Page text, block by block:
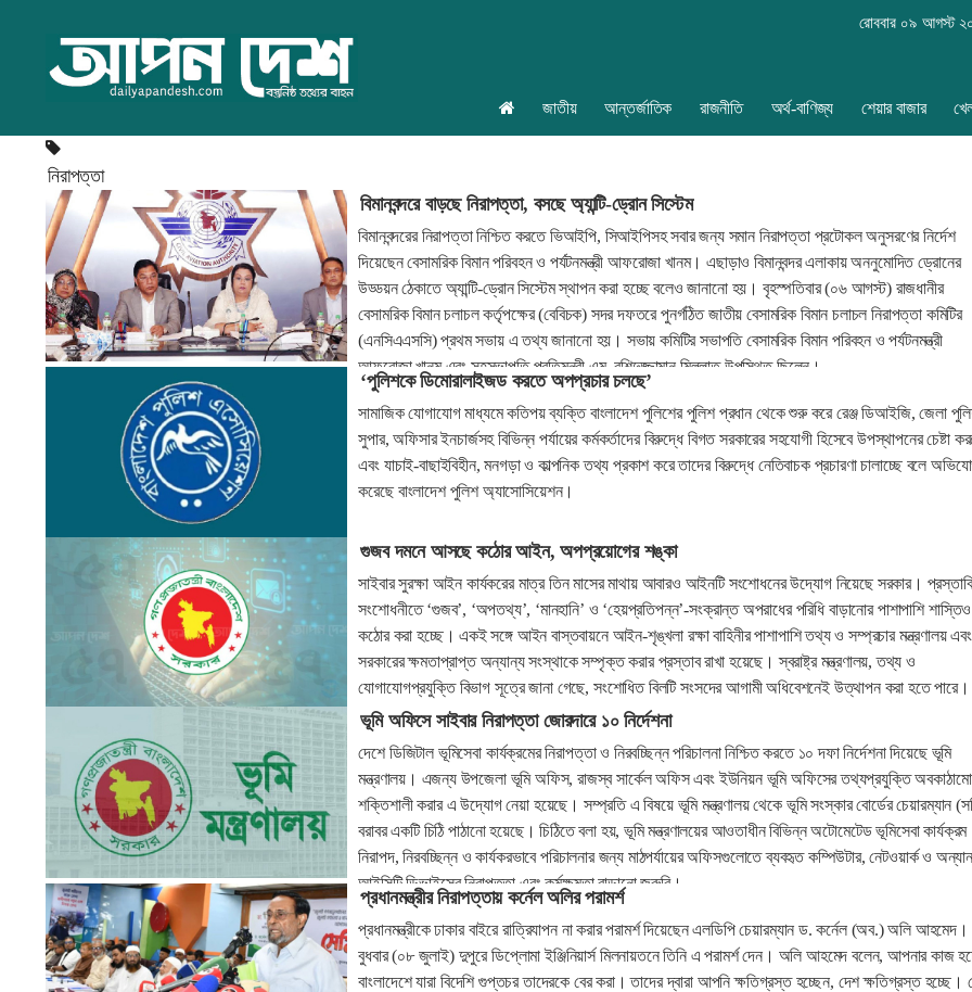
রোববার ০৯ আগস্ট
জাতীয় আন্তর্জাতিক রাজনীতি অর্থ-বাণিজ্য শেয়ার বাজার
নিরাপত্তা
বিমানবন্দরে বাড়ছে নিরাপত্তা, বসছে অ্যান্টি-ড্রোন সিস্টেম
বিমানবন্দরের নিরাপত্তা নিশ্চিত করতে ভিআইপি, সিআইপিসহ সবার জন্য সমান নিরাপত্তা প্রটোকল অনুসরণের নির্দেশ
দিয়েছেন বেসামরিক বিমান পরিবহন ও পর্যটনমন্ত্রী আফরোজা খানম। এছাড়াও বিমানবন্দর এলাকায় অননুমোদিত ড্রোনের
উড্ডয়ন ঠেকাতে অ্যান্টি-ড্রোন সিস্টেম স্থাপন করা হচ্ছে বলেও জানানো হয়। বৃহস্পতিবার (০৬ আগস্ট) রাজধানীর
বেসামরিক বিমান চলাচল কর্তৃপক্ষের (বেবিচক) সদর দফতরে পুনর্গঠিত জাতীয় বেসামরিক বিমান চলাচল নিরাপত্তা কমিটির
(এনসিএএসসি) প্রথম সভায় এ তথ্য জানানো হয়। সভায় কমিটির সভাপতি বেসামরিক বিমান পরিবহন ও পর্যটনমন্ত্রী
আফরোজা খানম এবং সহসভাপতি প্রতিমন্ত্রী এম. রশিদুজ্জামান মিল্লাত উপস্থিত ছিলেন।
‘পুলিশকে ডিমোরালাইজড করতে অপপ্রচার চলছে’
সামাজিক যোগাযোগ মাধ্যমে কতিপয় ব্যক্তি বাংলাদেশ পুলিশের পুলিশ প্রধান থেকে শুরু করে রেঞ্জ ডিআইজি, জেলা
সুপার, অফিসার ইনচার্জসহ বিভিন্ন পর্যায়ের কর্মকর্তাদের বিরুদ্ধে বিগত সরকারের সহযোগী হিসেবে উপস্থাপনের চেষ্টা
এবং যাচাই-বাছাইবিহীন, মনগড়া ও কাল্পনিক তথ্য প্রকাশ করে তাদের বিরুদ্ধে নেতিবাচক প্রচারণা চালাচ্ছে বলে
করেছে বাংলাদেশ পুলিশ অ্যাসোসিয়েশন।
গুজব দমনে আসছে কঠোর আইন, অপপ্রয়োগের শঙ্কা
সাইবার সুরক্ষা আইন কার্যকরের মাত্র তিন মাসের মাথায় আবারও আইনটি সংশোধনের উদ্যোগ নিয়েছে সরকার।
সংশোধনীতে ‘গুজব’, ‘অপতথ্য’, ‘মানহানি’ ও ‘হেয়প্রতিপন্ন’-সংক্রান্ত অপরাধের পরিধি বাড়ানোর পাশাপাশি শাস্তিও
কঠোর করা হচ্ছে। একই সঙ্গে আইন বাস্তবায়নে আইন-শৃঙ্খলা রক্ষা বাহিনীর পাশাপাশি তথ্য ও সম্প্রচার মন্ত্রণালয় এবং
সরকারের ক্ষমতাপ্রাপ্ত অন্যান্য সংস্থাকে সম্পৃক্ত করার প্রস্তাব রাখা হয়েছে। স্বরাষ্ট্র মন্ত্রণালয়, তথ্য ও
যোগাযোগপ্রযুক্তি বিভাগ সূত্রে জানা গেছে, সংশোধিত বিলটি সংসদের আগামী অধিবেশনেই উত্থাপন করা হতে পারে।
ভূমি অফিসে সাইবার নিরাপত্তা জোরদারে ১০ নির্দেশনা
দেশে ডিজিটাল ভূমিসেবা কার্যক্রমের নিরাপত্তা ও নিরবচ্ছিন্ন পরিচালনা নিশ্চিত করতে ১০ দফা নির্দেশনা দিয়েছে ভূমি
মন্ত্রণালয়। এজন্য উপজেলা ভূমি অফিস, রাজস্ব সার্কেল অফিস এবং ইউনিয়ন ভূমি অফিসের তথ্যপ্রযুক্তি অবকাঠামো
শক্তিশালী করার এ উদ্যোগ নেয়া হয়েছে। সম্প্রতি এ বিষয়ে ভূমি মন্ত্রণালয় থেকে ভূমি সংস্কার বোর্ডের চেয়ারম্যান
বরাবর একটি চিঠি পাঠানো হয়েছে। চিঠিতে বলা হয়, ভূমি মন্ত্রণালয়ের আওতাধীন বিভিন্ন অটোমেটেড ভূমিসেবা কার্যক্রম
নিরাপদ, নিরবচ্ছিন্ন ও কার্যকরভাবে পরিচালনার জন্য মাঠপর্যায়ের অফিসগুলোতে ব্যবহৃত কম্পিউটার, নেটওয়ার্ক ও
আইসিটি ডিভাইসের নিরাপত্তা এবং কর্মক্ষমতা বাড়ানো জরুরি।
প্রধানমন্ত্রীর নিরাপত্তায় কর্নেল অলির পরামর্শ
প্রধানমন্ত্রীকে ঢাকার বাইরে রাত্রিযাপন না করার পরামর্শ দিয়েছেন এলডিপি চেয়ারম্যান ড. কর্নেল (অব.) অলি আহমেদ।
বুধবার (০৮ জুলাই) দুপুরে ডিপ্লোমা ইঞ্জিনিয়ার্স মিলনায়তনে তিনি এ পরামর্শ দেন। অলি আহমেদ বলেন, আপনার কাজ
বাংলাদেশে যারা বিদেশি গুপ্তচর তাদেরকে বের করা। তাদের দ্বারা আপনি ক্ষতিগ্রস্ত হচ্ছেন, দেশ ক্ষতিগ্রস্ত হচ্ছে।